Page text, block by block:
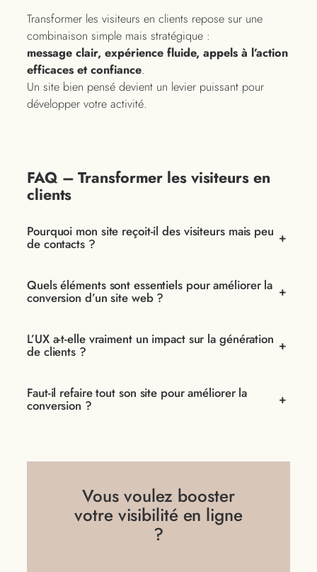
Transformer les visiteurs en clients repose sur une
combinaison simple mais stratégique :
message clair, expérience fluide, appels à l’action
efficaces et confiance.
Un site bien pensé devient un levier puissant pour
développer votre activité.
FAQ – Transformer les visiteurs en
clients
Pourquoi mon site reçoit-il des visiteurs mais peu
de contacts ? +
Quels éléments sont essentiels pour améliorer la
conversion d’un site web ? +
L’UX a-t-elle vraiment un impact sur la génération
de clients ? +
Faut-il refaire tout son site pour améliorer la
conversion ? +
Vous voulez booster
votre visibilité en ligne
?